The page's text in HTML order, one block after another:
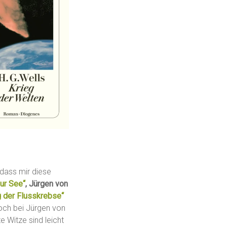
mir diese
See“, Jürgen von
der Flusskrebse“
bei Jürgen von
Witze sind leicht